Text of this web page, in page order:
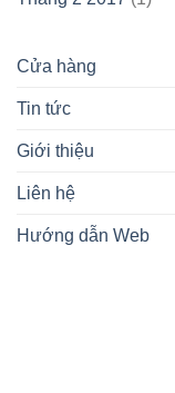
Cửa hàng
Tin tức
Giới thiệu
Liên hệ
Hướng dẫn Web